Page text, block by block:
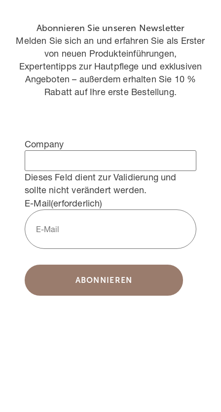
Abonnieren Sie unseren Newsletter
Melden Sie sich an und erfahren Sie als Erster
von neuen Produkteinführungen,
Expertentipps zur Hautpflege und exklusiven
Angeboten – außerdem erhalten Sie 10 %
Rabatt auf Ihre erste Bestellung.
Company
Dieses Feld dient zur Validierung und
sollte nicht verändert werden.
E-Mail(erforderlich)